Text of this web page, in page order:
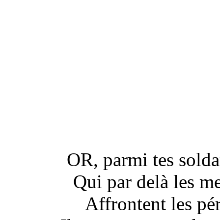
OR, parmi tes
Qui par delà les
Affrontent les